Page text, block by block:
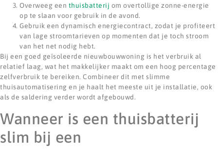
Overweeg een thuisbatterij om overtollige zonne-energie
op te slaan voor gebruik in de avond.
Gebruik een dynamisch energiecontract, zodat je profiteert
van lage stroomtarieven op momenten dat je toch stroom
van het net nodig hebt.
Bij een goed geïsoleerde nieuwbouwwoning is het verbruik al
relatief laag, wat het makkelijker maakt om een hoog percentage
zelfverbruik te bereiken. Combineer dit met slimme
thuisautomatisering en je haalt het meeste uit je installatie, ook
als de saldering verder wordt afgebouwd.
Wanneer is een thuisbatterij
slim bij een